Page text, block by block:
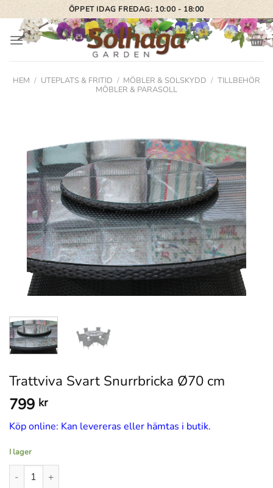
Skip
to
content
ÖPPET IDAG FREDAG: 10:00 - 18:00
HEM / UTEPLATS & FRITID / MÖBLER & SOLSKYDD / TILLBEHÖR
MÖBLER & PARASOLL
Trattviva Svart Snurrbricka Ø70 cm
799 kr
Köp online: Kan levereras eller hämtas i butik.
I lager
Trattviva Svart Snurrbricka Ø70 cm mängd